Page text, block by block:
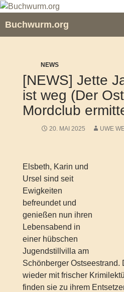
Zum
springen
Buchwurm.org
NEWS
[NEWS] Jette
ist weg (Der
Mordclub
20. MAI 2025 UWE
Elsbeth, Karin und
Ursel sind seit
Ewigkeiten
befreundet und
genießen nun ihren
Lebensabend in
einer hübschen
Jugendstillvilla am
Schönberger Ostseestrand.
wieder mit frischer
finden sie zu ihrem